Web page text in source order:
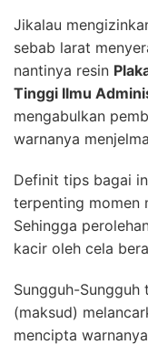
Jikalau
sebab larat
nantinya resin
Tinggi Ilmu
mengabulkan
warnanya
Definit tips bagai
terpenting momen
Sehingga
kacir oleh cela
Sungguh-
(maksud)
mencipta